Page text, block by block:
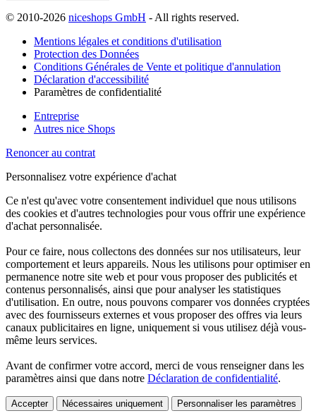
© 2010-2026 niceshops GmbH - All rights reserved.
Mentions légales et conditions d'utilisation
Protection des Données
Conditions Générales de Vente et politique d'annulation
Déclaration d'accessibilité
Paramètres de confidentialité
Entreprise
Autres nice Shops
Renoncer au contrat
Personnalisez votre expérience d'achat
Ce n'est qu'avec votre consentement individuel que nous utilisons
des cookies et d'autres technologies pour vous offrir une expérience
d'achat personnalisée.
Pour ce faire, nous collectons des données sur nos utilisateurs, leur
comportement et leurs appareils. Nous les utilisons pour optimiser en
permanence notre site web et pour vous proposer des publicités et
contenus personnalisés, ainsi que pour analyser les statistiques
d'utilisation. En outre, nous pouvons comparer vos données cryptées
avec des fournisseurs externes et vous proposer des offres via leurs
canaux publicitaires en ligne, uniquement si vous utilisez déjà vous-
même leurs services.
Avant de confirmer votre accord, merci de vous renseigner dans les
paramètres ainsi que dans notre Déclaration de confidentialité.
Accepter Nécessaires uniquement Personnaliser les paramètres